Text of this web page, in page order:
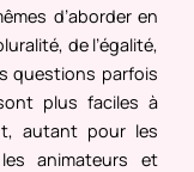
d’aborder en
de l’égalité,
questions parfois
plus faciles à
autant pour les
animateurs et